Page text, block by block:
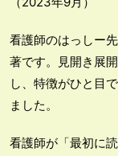
看護師のはっしー
著です。見開き展
し、特徴がひと目
ました。
看護師が「最初に